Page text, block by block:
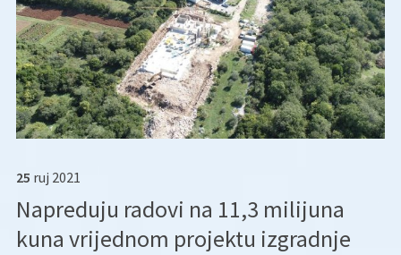
25 ruj 2021
Napreduju radovi na 11,3 milijuna
kuna vrijednom projektu izgradnje